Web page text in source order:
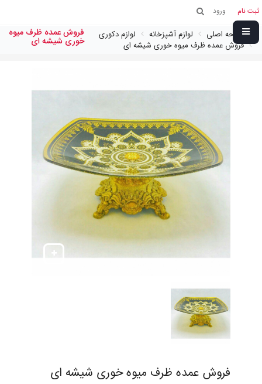
ثبت نام ورود
صفحه اصلی لوازم آشپزخانه
لوازم دکوری
فروش عمده ظرف میوه خوری شیشه ای
فروش عمده ظرف میوه
خوری شیشه ای
فروش عمده ظرف میوه خوری شیشه ای